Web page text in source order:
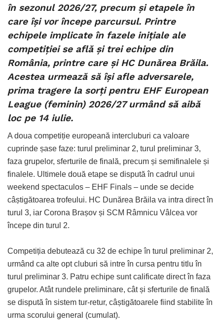
în sezonul 2026/27, precum și etapele în
care își vor începe parcursul. Printre
echipele implicate în fazele inițiale ale
competiției se află și trei echipe din
România, printre care și HC Dunărea Brăila.
Acestea urmează să își afle adversarele,
prima tragere la sorți pentru EHF European
League (feminin) 2026/27 urmând să aibă
loc pe 14 iulie.
A doua competiție europeană intercluburi ca valoare
cuprinde șase faze: turul preliminar 2, turul preliminar 3,
faza grupelor, sferturile de finală, precum și semifinalele și
finalele. Ultimele două etape se dispută în cadrul unui
weekend spectaculos – EHF Finals – unde se decide
câștigătoarea trofeului. HC Dunărea Brăila va intra direct în
turul 3, iar Corona Brașov și SCM Râmnicu Vâlcea vor
începe din turul 2.
Competiția debutează cu 32 de echipe în turul preliminar 2,
urmând ca alte opt cluburi să intre în cursa pentru titlu în
turul preliminar 3. Patru echipe sunt calificate direct în faza
grupelor. Atât rundele preliminare, cât și sferturile de finală
se dispută în sistem tur-retur, câștigătoarele fiind stabilite în
urma scorului general (cumulat).